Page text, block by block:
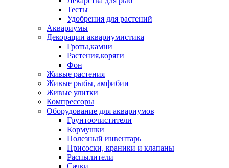
Тесты
Удобрения для растений
Аквариумы
Декорации аквариумистика
Гроты,камни
Растения,коряги
Фон
Живые растения
Живые рыбы, амфибии
Живые улитки
Компрессоры
Оборудование для аквариумов
Грунтоочистители
Кормушки
Полезный инвентарь
Присоски, краники и клапаны
Распылители
Сачки